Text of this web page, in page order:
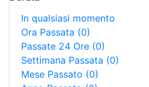
In qualsiasi momento
Ora Passata (0)
Passate 24 Ore (0)
Settimana Passata (0)
Mese Passato (0)